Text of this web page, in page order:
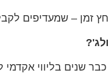
זמן – שמעדיפים
שנים בליווי אקדמי